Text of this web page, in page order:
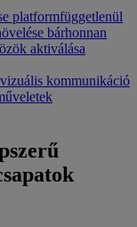
platformfüggetlenül
bárhonnan
aktiválása
kommunikáció